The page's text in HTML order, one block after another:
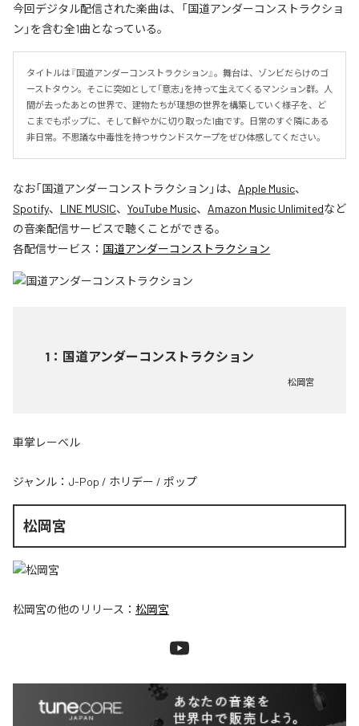
今回デジタル配信された楽曲は、「国道アンダーコンストラクショ
ン」を含む全1曲となっている。
タイトルは『国道アンダーコンストラクション』。舞台は、ゾンビだらけのゴ
ーストタウン。そこに突如として「意志」を持って生えてくるマンション群。人
間が去ったあとの世界で、建物たちが理想の世界を構築していく様子を、ど
こまでもポップに、そして鮮やかに切り取った1曲です。日常のすぐ隣にある
非日常。不思議な中毒性を持つサウンドスケープをぜひ体感してください。
なお「国道アンダーコンストラクション 」は、 Apple Music、
Spotify、 LINE MUSIC、 YouTube Music、 Amazon Music Unlimitedなど
の音楽配信サービスで聴くことができる。
各配信サービス： 国道アンダーコンストラクション
1 ： 国道アンダーコンストラクション
松岡宮
車掌レーベル
ジャンル： J-Pop / ホリデー / ポップ
松岡宮
松岡宮の他のリリース： 松岡宮